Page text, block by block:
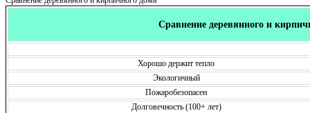
Сравнение деревянного и
Хорошо держит тепло
Экологичный
Пожаробезопасен
Долговечность (100+ лет)